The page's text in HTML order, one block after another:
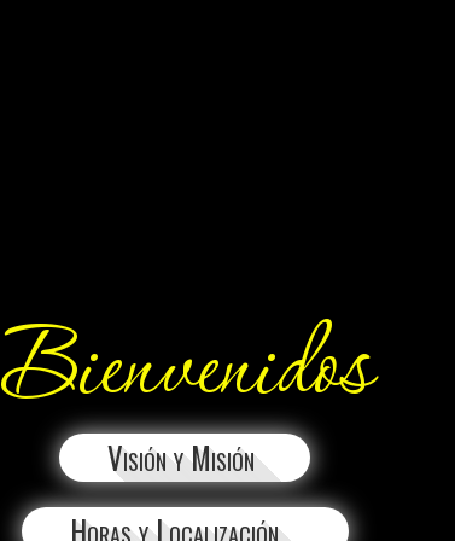
Bienvenidos
Visión y Misión
Horas y Localización